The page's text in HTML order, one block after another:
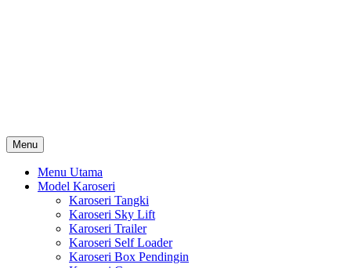
Menu
Menu Utama
Model Karoseri
Karoseri Tangki
Karoseri Sky Lift
Karoseri Trailer
Karoseri Self Loader
Karoseri Box Pendingin